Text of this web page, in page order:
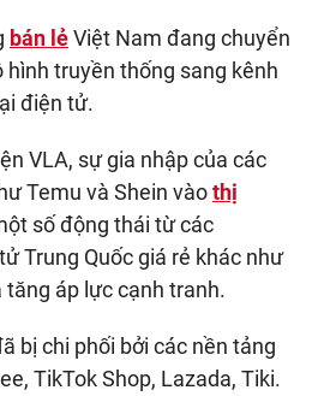
bán lẻViệt Nam đang chuyển
truyền thống sang kênh
điện tử.
VLA, sự gia nhập của các
Temu và Shein vàothị
số động thái từ các
Trung Quốc giá rẻ khác như
tăng áp lực cạnh tranh.
bị chi phối bởi các nền tảng
TikTok Shop, Lazada, Tiki.